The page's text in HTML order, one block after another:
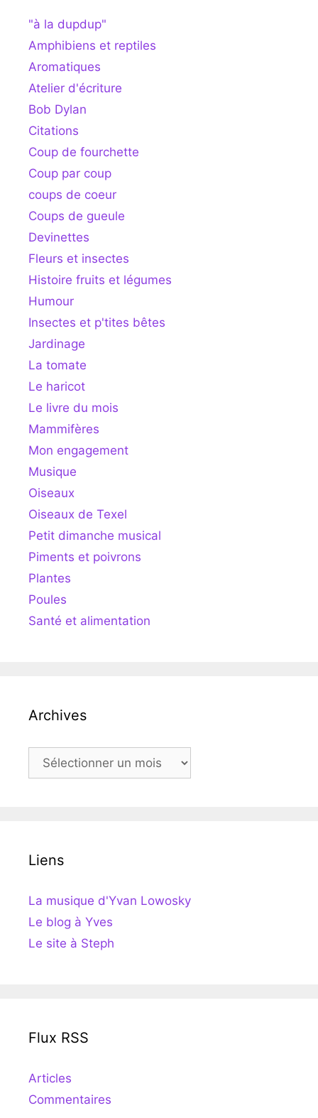
"à la dupdup"
Amphibiens et reptiles
Aromatiques
Atelier d'écriture
Bob Dylan
Citations
Coup de fourchette
Coup par coup
coups de coeur
Coups de gueule
Devinettes
Fleurs et insectes
Histoire fruits et légumes
Humour
Insectes et p'tites bêtes
Jardinage
La tomate
Le haricot
Le livre du mois
Mammifères
Mon engagement
Musique
Oiseaux
Oiseaux de Texel
Petit dimanche musical
Piments et poivrons
Plantes
Poules
Santé et alimentation
Archives
Archives
Liens
La musique d'Yvan Lowosky
Le blog à Yves
Le site à Steph
Flux RSS
Articles
Commentaires